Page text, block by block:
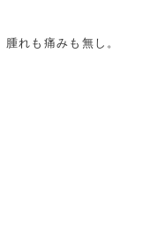
れも痛みも無し。